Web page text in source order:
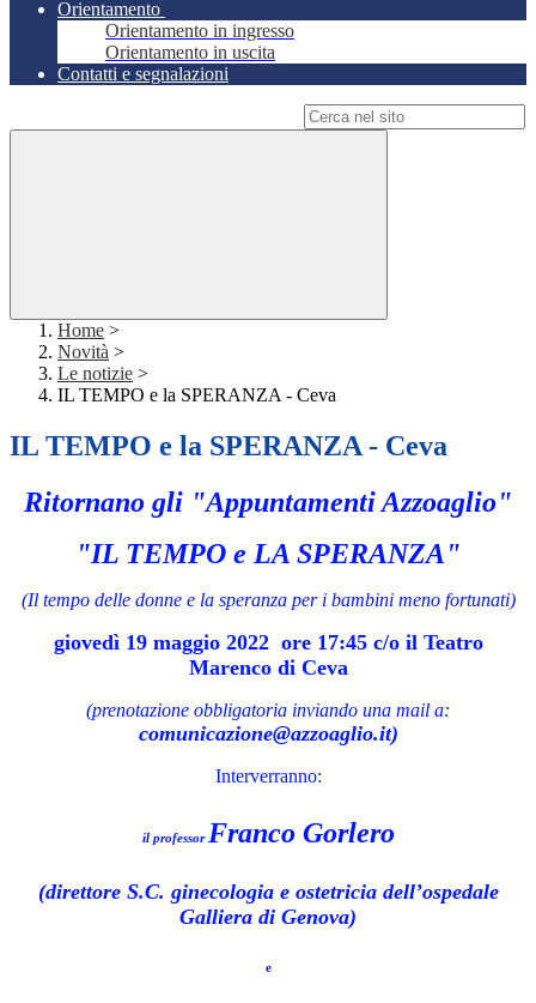
Orientamento
Orientamento in ingresso
Orientamento in uscita
Contatti e segnalazioni
Home >
Novità >
Le notizie >
IL TEMPO e la SPERANZA - Ceva
IL TEMPO e la SPERANZA - Ceva
Ritornano gli "Appuntamenti Azzoaglio"
"IL TEMPO e LA SPERANZA"
(Il tempo delle donne e la speranza per i bambini meno fortunati)
giovedì 19 maggio 2022 ore 17:45 c/o il Teatro
Marenco di Ceva
(prenotazione obbligatoria inviando una mail a:
comunicazione@azzoaglio.it)
Interverranno:
il professor Franco Gorlero
(direttore S.C. ginecologia e ostetricia dell’ospedale
Galliera di Genova)
e